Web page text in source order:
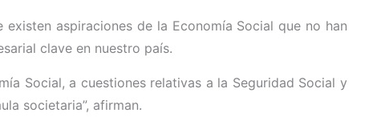
aspiraciones de la Economía Social que no han
clave en nuestro país.
Social, a cuestiones relativas a la Seguridad Social y
societaria”, afirman.